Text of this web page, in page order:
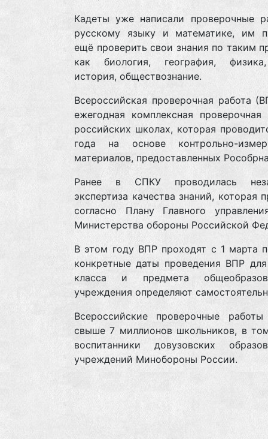
Кадеты уже написали проверочные
русскому языку и математике, им
ещё проверить свои знания по таким
как биология, география,
история, обществознание.
Всероссийская проверочная работа
ежегодная комплексная проверочная
российских школах, которая
года на основе контрольно-
материалов, предоставленных
Ранее в СПКУ проводилась
экспертиза качества знаний, которая
согласно Плану Главного
Министерства обороны Российской
В этом году ВПР проходят с 1 марта
конкретные даты проведения ВПР
класса и предмета
учреждения определяют
Всероссийские проверочные
свыше 7 миллионов школьников, в
воспитанники довузовских
учреждений Минобороны России.